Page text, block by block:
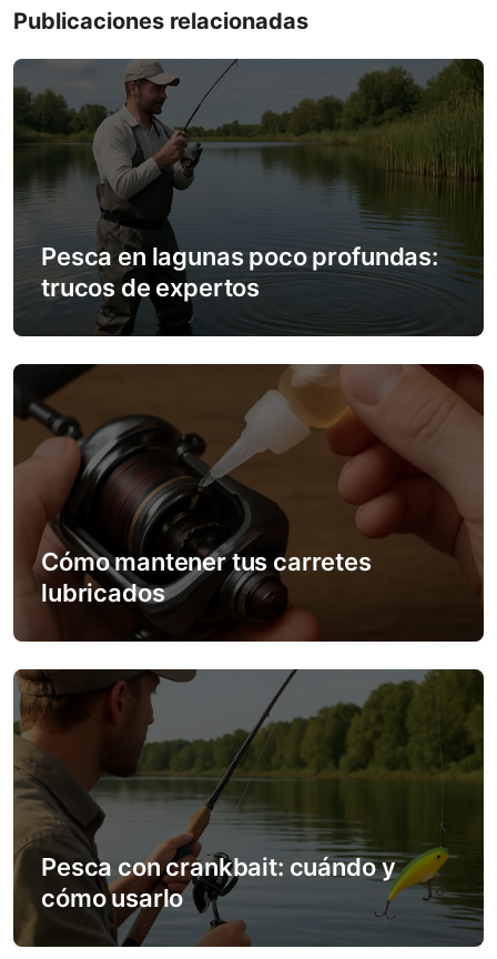
a
v
a
t
i
o
n
Publicaciones relacionadas
Pesca en lagunas poco profundas:
trucos de expertos
Cómo mantener tus carretes
lubricados
Pesca con crankbait: cuándo y
cómo usarlo